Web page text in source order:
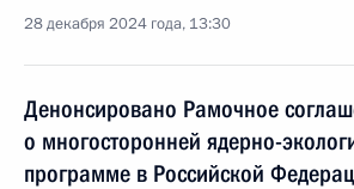
28 декабря 2024 года, 13:30
Денонсировано Рамочное
о многосторонней ядерно-
программе в Российской